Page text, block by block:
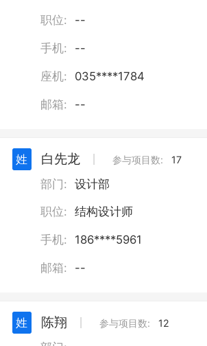
职位: --
手机: --
座机: 035****1784
邮箱: --
姓 白先龙 参与项目数: 17
部门: 设计部
职位: 结构设计师
手机: 186****5961
邮箱: --
姓 陈翔 参与项目数: 12